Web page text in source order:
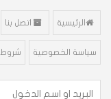
الرئيسية اتصل بنا
سياسة الخصوصية شروط